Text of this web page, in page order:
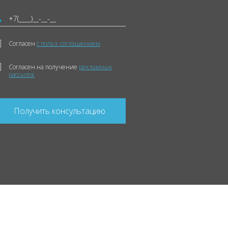
Согласенс польз. соглашением
Согласен на получение рекламных
рассылок
Получить консультацию